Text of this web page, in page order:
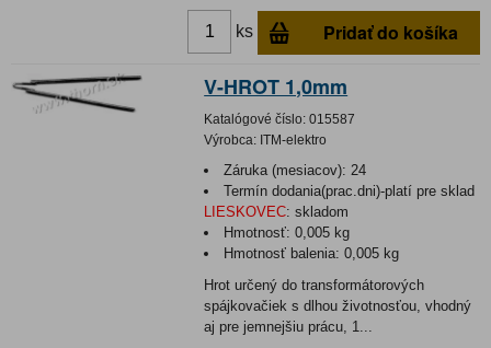
ks Pridať do košíka
V-HROT 1,0mm
Katalógové číslo: 015587
Výrobca: ITM-elektro
Záruka (mesiacov): 24
Termín dodania(prac.dni)-platí pre sklad
LIESKOVEC: skladom
Hmotnosť:0,005 kg
Hmotnosť balenia:0,005 kg
Hrot určený do transformátorových
spájkovačiek s dlhou životnosťou, vhodný
aj pre jemnejšiu prácu, 1...